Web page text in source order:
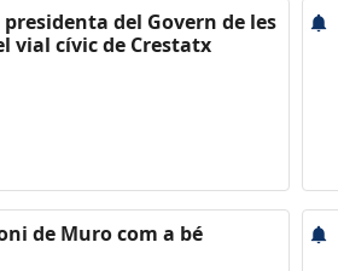
del Govern de les
vial cívic de Crestatx
de Muro com a bé